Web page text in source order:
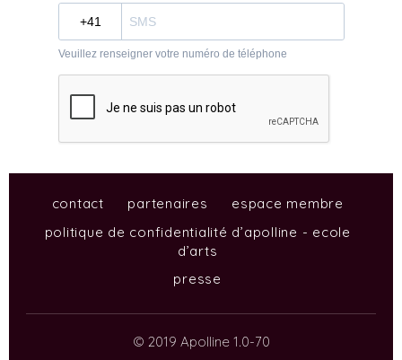
contact partenaires
espace membre
politique de confidentialité d’apolline - ecole
d’arts
presse
© 2019 Apolline 1.0-70